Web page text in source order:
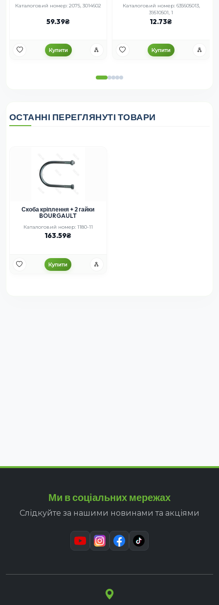
Каталоговий номер: 2075, 3014602
59.39
Купити
Каталоговий номер: 635605013,
39510501, 1
12.73
Купити
ОСТАННІ ПЕРЕГЛЯНУТІ ТОВАРИ
Скоба кріплення + 2 гайки
BOURGAULT
Каталоговий номер: 1180-11
163.59
Купити
Ми в соціальних мережах
Слідкуйте за нашими новинами та акціями